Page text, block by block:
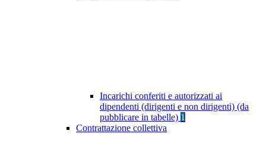
Incarichi conferiti e autorizzati ai
dipendenti (dirigenti e non dirigenti) (da
pubblicare in tabelle) 1
Contrattazione collettiva